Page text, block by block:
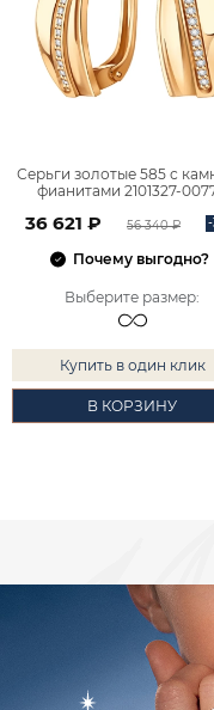
Серьги золотые 585 с
фианитами 2101327-
36 621 ₽ 56 340 ₽
Почему выгодно?
Выберите размер:
Купить в один клик
В КОРЗИНУ